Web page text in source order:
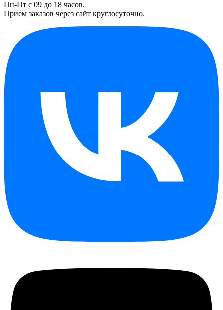
Пн-Пт с 09 до 18 часов.
Прием заказов через сайт круглосуточно.